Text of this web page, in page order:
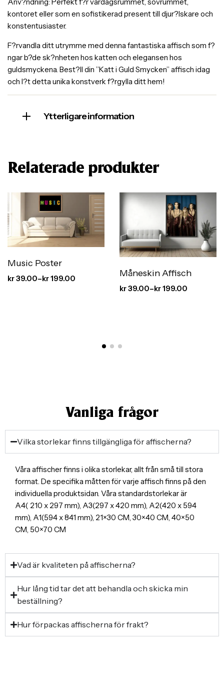
kontoret eller som en sofistikerad present till djur?lskare och
konstentusiaster.
F?rvandla ditt utrymme med denna fantastiska affisch som f?
ngar b?de sk?nheten hos katten och elegansen hos
guldsmyckena. Best?ll din ”Katt i Guld Smycken” affisch idag
och l?t detta unika konstverk f?rgylla ditt hem!
Ytterligare information
Relaterade produkter
Music Poster
kr39.00–kr199.00 Måneskin Affisch
kr39.00–kr199.00
Vanliga frågor
Vilka storlekar finns tillgängliga för affischerna?
Våra affischer finns i olika storlekar, allt från små till stora
format. De specifika måtten för varje affisch finns på den
individuella produktsidan. Våra standardstorlekar är
A4( 210 x 297 mm), A3(297 x 420 mm), A2(420 x 594
mm), A1(594 x 841 mm), 21×30 CM, 30×40 CM, 40×50
CM, 50×70 CM
Vad är kvaliteten på affischerna?
Hur lång tid tar det att behandla och skicka min
beställning?
Hur förpackas affischerna för frakt?